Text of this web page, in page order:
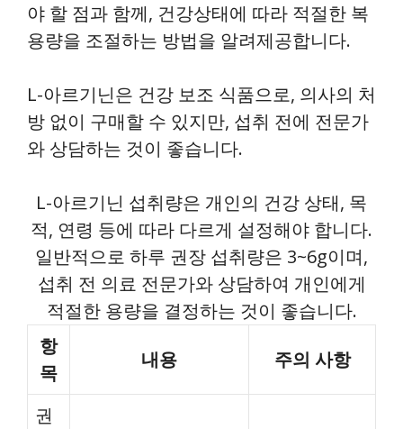
야 할 점과 함께, 건강상태에 따라 적절한 복
용량을 조절하는 방법을 알려제공합니다.
L-아르기닌은 건강 보조 식품으로, 의사의 처
방 없이 구매할 수 있지만, 섭취 전에 전문가
와 상담하는 것이 좋습니다.
L-아르기닌 섭취량은 개인의 건강 상태, 목
적, 연령 등에 따라 다르게 설정해야 합니다.
일반적으로 하루 권장 섭취량은 3~6g이며,
섭취 전 의료 전문가와 상담하여 개인에게
적절한 용량을 결정하는 것이 좋습니다.
항
목
내용 주의 사항
권